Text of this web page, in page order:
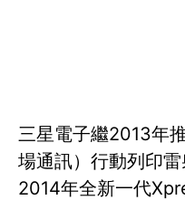
三星電子繼2013年
場通訊）行動列印
2014年全新一代